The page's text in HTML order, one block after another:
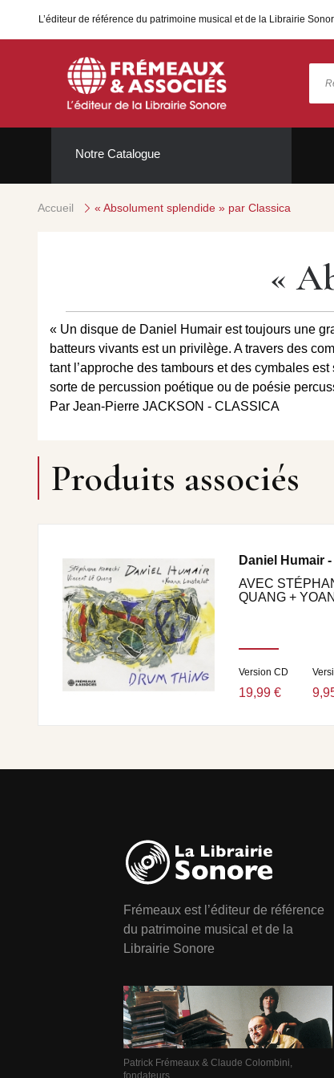
L’éditeur de référence du patrimoine musical et de la Librairie
Notre Catalogue
Accueil « Absolument splendide » par Classica
«
« Un disque de Daniel Humair est toujours une
batteurs vivants est un privilège. A travers des
tant l’approche des tambours et des cymbales
sorte de percussion poétique ou de poésie
Par Jean-Pierre JACKSON - CLASSICA
Produits associés
Daniel Humair
AVEC
QUANG +
Version CD
19,99 €
Frémeaux est l’éditeur de référence
du patrimoine musical et de la
Librairie Sonore
Patrick Frémeaux & Claude Colombini,